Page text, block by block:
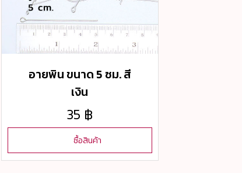
อายพิน ขนาด 5 ซม. สี
เงิน
35 ฿
ซื้อสินค้า